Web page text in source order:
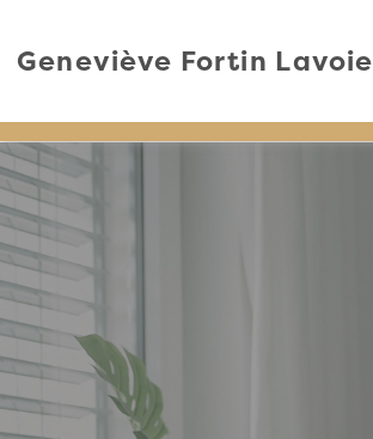
Geneviève Fortin Lavoie